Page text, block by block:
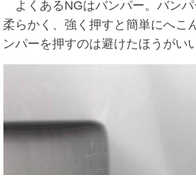
よくあるNGはバンパー。バン
柔らかく、強く押すと簡単にへこ
ンパーを押すのは避けたほうがい